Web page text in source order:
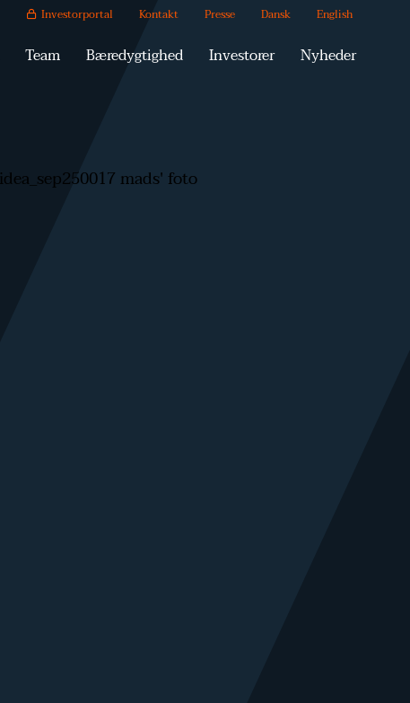
Investorportal Kontakt Presse Dansk English
Team Bæredygtighed Investorer Nyheder